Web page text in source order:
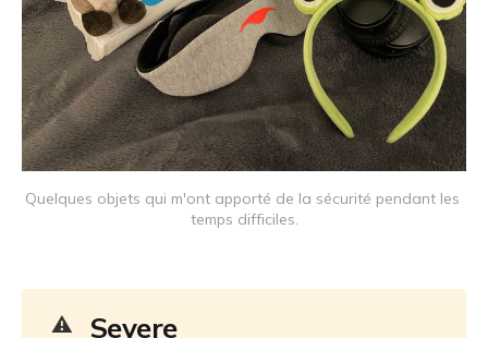
Quelques objets qui m'ont apporté de la sécurité pendant les
temps difficiles.
⚠️ Severe